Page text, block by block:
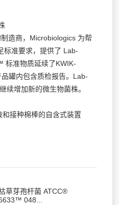
造商，Microbiologics 为帮
标准要求，提供了 Lab-
准物质延续了KWIK-
罐内包含质检报告。Lab-
续增加新的微生物菌株。
接种棉棒的自含式装置
草芽孢杆菌 ATCC®
048...